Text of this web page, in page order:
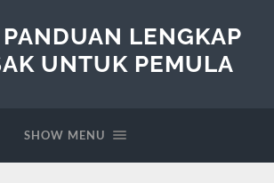
LENGKAP
UNTUK PEMULA
SHOW MENU